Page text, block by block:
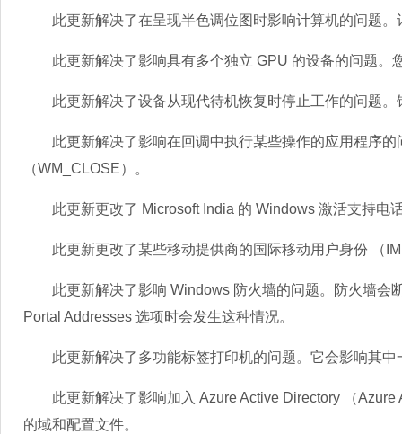
此更新解决了在呈现半色调位图时影响计算机的问题。
此更新解决了影响具有多个独立 GPU 的设备的问题。
此更新解决了设备从现代待机恢复时停止工作的问题。
此更新解决了影响在回调中执行某些操作的应用程序的
（WM_CLOSE）。
此更新更改了 Microsoft India 的 Windows 激活支持电
此更新更改了某些移动提供商的国际移动用户身份 （
此更新解决了影响 Windows 防火墙的问题。防火墙会
Portal Addresses 选项时会发生这种情况。
此更新解决了多功能标签打印机的问题。它会影响其中
此更新解决了影响加入 Azure Active Directory （Azure
的域和配置文件。